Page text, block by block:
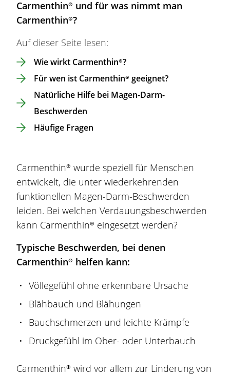
Carmenthin® und für was nimmt man
Carmenthin®?
Auf dieser Seite lesen:
Wie wirkt Carmenthin®?
Für wen ist Carmenthin® geeignet?
Natürliche Hilfe bei Magen-Darm-
Beschwerden
Häufige Fragen
Carmenthin® wurde speziell für Menschen
entwickelt, die unter wiederkehrenden
funktionellen Magen-Darm-Beschwerden
leiden. Bei welchen Verdauungsbeschwerden
kann Carmenthin® eingesetzt werden?
Typische Beschwerden, bei denen
Carmenthin® helfen kann:
Völlegefühl ohne erkennbare Ursache
Blähbauch und Blähungen
Bauchschmerzen und leichte Krämpfe
Druckgefühl im Ober- oder Unterbauch
Carmenthin® wird vor allem zur Linderung von